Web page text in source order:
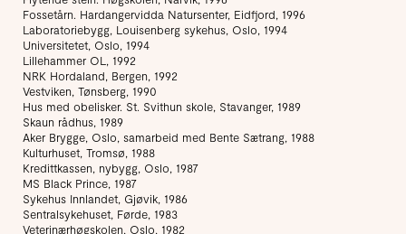
Fossetårn. Hardangervidda Natursenter, Eidfjord, 1996
Laboratoriebygg, Louisenberg sykehus, Oslo, 1994
Universitetet, Oslo, 1994
Lillehammer OL, 1992
NRK Hordaland, Bergen, 1992
Vestviken, Tønsberg, 1990
Hus med obelisker. St. Svithun skole, Stavanger, 1989
Skaun rådhus, 1989
Aker Brygge, Oslo, samarbeid med Bente Sætrang, 1988
Kulturhuset, Tromsø, 1988
Kredittkassen, nybygg, Oslo, 1987
MS Black Prince, 1987
Sykehus Innlandet, Gjøvik, 1986
Sentralsykehuset, Førde, 1983
Veterinærhøgskolen, Oslo, 1982